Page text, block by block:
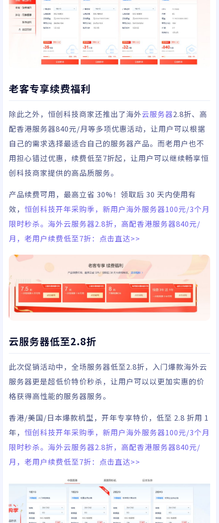
老客专享续费福利
除此之外，恒创科技商家还推出了海外云服务器2.8折、高
配香港服务器840元/月等多项优惠活动，让用户可以根据
自己的需求选择最适合自己的服务器产品。而老用户也不
用担心错过优惠，续费低至7折起，让用户可以继续畅享恒
创科技商家提供的高品质服务。
产品续费可用，最高立省 30%！领取后 30 天内使用有
效， 恒创科技开年采购季，新用户海外服务器100元/3个月
限时秒杀。海外云服务器2.8折，高配香港服务器840元/
月，老用户续费低至7折：点击直达>>
云服务器低至2.8折
此次促销活动中，全场服务器低至2.8折，入门爆款海外云
服务器更是超低价特价秒杀，让用户可以以更加实惠的价
格获得高性能的服务器服务。
香港/美国/日本爆款机型，开年专享特价，低至 2.8 折用 1
年， 恒创科技开年采购季，新用户海外服务器100元/3个月
限时秒杀。海外云服务器2.8折，高配香港服务器840元/
月，老用户续费低至7折：点击直达>>